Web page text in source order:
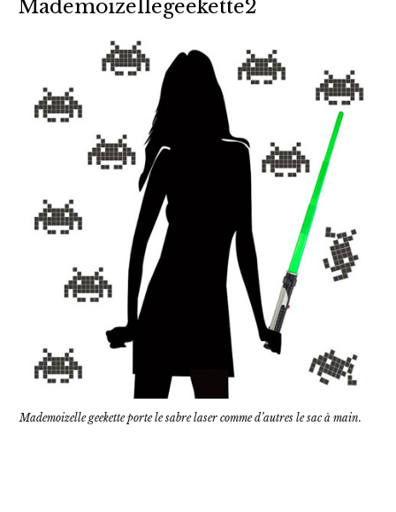
Mademoizellegeekette2
Mademoizelle geekette porte le sabre laser comme d’autres le sac à main.